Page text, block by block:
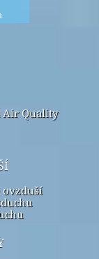
Quality
ovzduší